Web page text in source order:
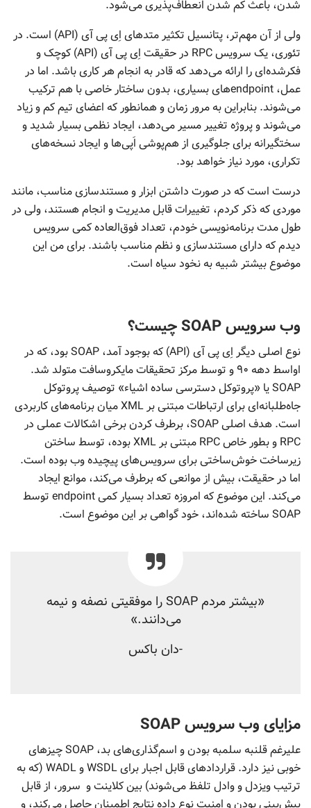
شدن، باعث کم شدن انعطاف‌پذیری می‌شود.
ولی از آن مهم‌تر، پتانسیل تکثیر متدهای اِی پی آی (API) است. در
تئوری، یک سرویس RPC در حقیقت اِی پی آی (API) کوچک و
فکرشده‌ای را ارائه می‌دهد که قادر به انجام هر کاری باشد. اما در
عمل، endpointهای بسیاری، بدون ساختار خاصی با هم ترکیب
می‌شوند. بنابراین به مرور زمان و همانطور که اعضای تیم کم و زیاد
می‌شوند و پروژه تغییر مسیر می‌دهد، ایجاد نظمی بسیار شدید و
سختگیرانه برای جلوگیری از هم‌پوشی اَپی‌ها و ایجاد نسخه‌های
تکراری، مورد نیاز خواهد بود.
درست است که در صورت داشتن ابزار و مستندسازی مناسب، مانند
موردی که ذکر کردم، تغییرات قابل مدیریت و انجام هستند، ولی در
طول مدت برنامه‌نویسی خودم، تعداد فوق‌العاده کمی سرویس
دیدم که دارای مستندسازی و نظم مناسب باشند. برای من این
موضوع بیشتر شبیه به نخود سیاه است.
وب سرویس SOAP چیست؟
نوع اصلی دیگر اِی پی آی (API) که بوجود آمد، SOAP بود، که در
اواسط دهه ۹۰ و توسط مرکز تحقیقات مایکروسافت متولد شد.
SOAP یا «پروتوکل دسترسی ساده اشیاء» توصیف پروتوکل
جاه‌طلبانه‌ای برای ارتباطات مبتنی بر XML میان برنامه‌های کاربردی
است. هدف اصلی SOAP، برطرف کردن برخی اشکالات عملی در
RPC و بطور خاص RPC مبتنی بر XML بوده، توسط ساختن
زیرساخت خوش‌ساختی برای سرویس‌های پیچیده وب بوده است.
اما در حقیقت، بیش از موانعی که برطرف می‌کند، موانع ایجاد
می‌کند. این موضوع که امروزه تعداد بسیار کمی endpoint توسط
SOAP ساخته شده‌اند، خود گواهی بر این موضوع است.
«بیشتر مردم SOAP را موفقیتی نصفه و نیمه
می‌دانند.»
-دان باکس
مزایای وب سرویس SOAP
علیرغم قلنبه سلمبه بودن و اسم‌گذاری‌های بد، SOAP چیزهای
خوبی نیز دارد. قراردادهای قابل اجبار برای WSDL و WADL (که به
ترتیب ویزدل و وادل تلفظ می‌شوند) بین کلاینت و سرور، از قابل
پیش‌بینی بودن و امنیت نوع داده نتایج اطمینان حاصل می‌کند، و